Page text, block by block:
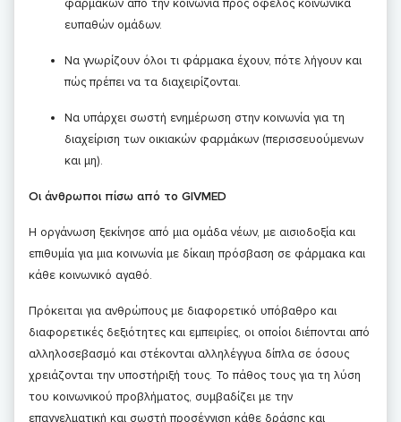
ευπαθών ομάδων.
Να γνωρίζουν όλοι τι φάρμακα έχουν, πότε λήγουν και
πώς πρέπει να τα διαχειρίζονται.
Να υπάρχει σωστή ενημέρωση στην κοινωνία για τη
διαχείριση των οικιακών φαρμάκων (περισσευούμενων
και μη).
Οι άνθρωποι πίσω από το GIVMED
Η οργάνωση ξεκίνησε από μια ομάδα νέων, με αισιοδοξία και
επιθυμία για μια κοινωνία με δίκαιη πρόσβαση σε φάρμακα και
κάθε κοινωνικό αγαθό.
Πρόκειται για ανθρώπους με διαφορετικό υπόβαθρο και
διαφορετικές δεξιότητες και εμπειρίες, οι οποίοι διέπονται από
αλληλοσεβασμό και στέκονται αλληλέγγυα δίπλα σε όσους
χρειάζονται την υποστήριξή τους. Το πάθος τους για τη λύση
του κοινωνικού προβλήματος, συμβαδίζει με την
επαγγελματική και σωστή προσέγγιση κάθε δράσης και